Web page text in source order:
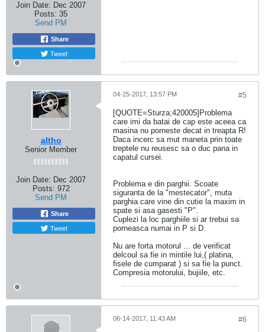
Join Date: Dec 2007
Posts: 35
Send PM
Share
Tweet
altho
Senior Member
Join Date: Dec 2007
Posts: 972
Send PM
Share
Tweet
#5
04-25-2017, 13:57 PM
[QUOTE=Sturza;420005]Problema
care imi da batai de cap este aceea ca
masina nu porneste decat in treapta R!
Daca incerc sa mut maneta prin toate
treptele nu reusesc sa o duc pana in
capatul cursei.
Problema e din parghii. Scoate
siguranta de la "mestecator", muta
parghia care vine din cutie la maxim in
spate si asa gasesti "P".
Cuplezi la loc parghiile si ar trebui sa
porneasca numai in P si D.
Nu are forta motorul ... de verificat
delcoul sa fie in mintile lui,( platina,
fisele de cumparat ) si sa fie la punct.
Compresia motorului, bujiile, etc.
#6
06-14-2017, 11:43 AM